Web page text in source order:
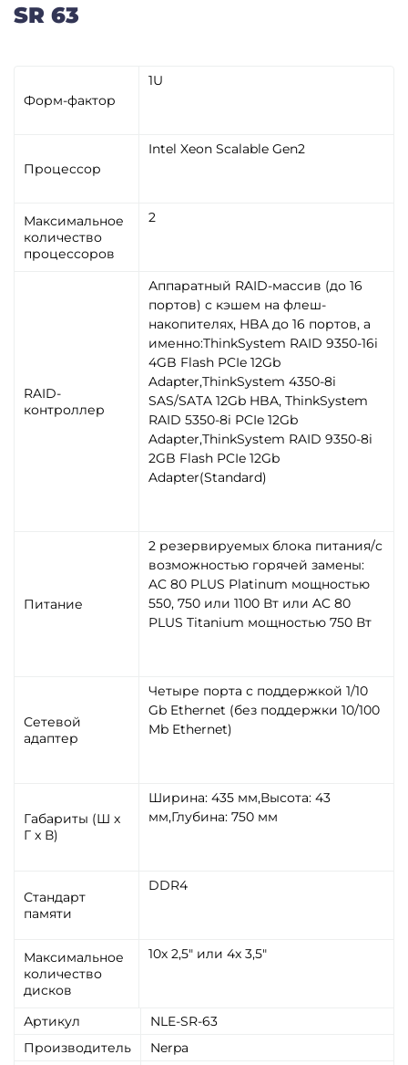
SR 63
Форм-фактор
1U
Процессор
Intel Xeon Scalable Gen2
Максимальное
количество
процессоров
2
RAID-
контроллер
Аппаратный RAID-массив (до 16
портов) с кэшем на флеш-
накопителях, HBA до 16 портов, а
именно:ThinkSystem RAID 9350-16i
4GB Flash PCIe 12Gb
Adapter,ThinkSystem 4350-8i
SAS/SATA 12Gb HBA, ThinkSystem
RAID 5350-8i PCIe 12Gb
Adapter,ThinkSystem RAID 9350-8i
2GB Flash PCIe 12Gb
Adapter(Standard)
Питание
2 резервируемых блока питания/с
возможностью горячей замены:
AC 80 PLUS Platinum мощностью
550, 750 или 1100 Вт или AC 80
PLUS Titanium мощностью 750 Вт
Сетевой
адаптер
Четыре порта с поддержкой 1/10
Gb Ethernet (без поддержки 10/100
Mb Ethernet)
Габариты (Ш x
Г x В)
Ширина: 435 мм,Высота: 43
мм,Глубина: 750 мм
Стандарт
памяти
DDR4
Максимальное
количество
дисков
10х 2,5" или 4x 3,5"
Артикул
NLE-SR-63
Производитель
Nerpa